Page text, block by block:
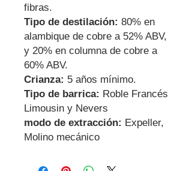
fibras.
Tipo de destilación: 80% en
alambique de cobre a 52% ABV,
y 20% en columna de cobre a
60% ABV.
Crianza: 5 años mínimo.
Tipo de barrica: Roble Francés
Limousin y Nevers
modo de extracción: Expeller,
Molino mecánico